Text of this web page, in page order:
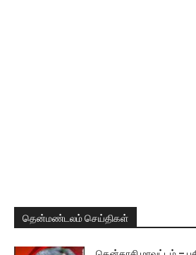
தென்மண்டலம் செய்திகள்